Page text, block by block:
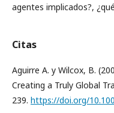
agentes implicados?,
Citas
Aguirre A. y Wilcox, B.
Creating a Truly Global
239. https://doi.org/